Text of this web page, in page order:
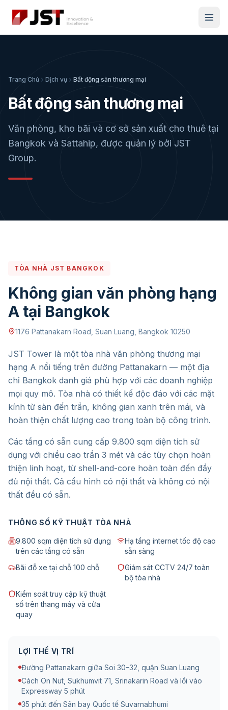
Trang Chủ Dịch vụ Bất động sản thương mại
Bất động sản thương mại
Văn phòng, kho bãi và cơ sở sản xuất cho thuê tại
Bangkok và Sattahip, được quản lý bởi JST
Group.
TÒA NHÀ JST BANGKOK
Không gian văn phòng hạng
A tại Bangkok
1176 Pattanakarn Road, Suan Luang, Bangkok 10250
JST Tower là một tòa nhà văn phòng thương mại
hạng A nổi tiếng trên đường Pattanakarn — một địa
chỉ Bangkok danh giá phù hợp với các doanh nghiệp
mọi quy mô. Tòa nhà có thiết kế độc đáo với các mặt
kính từ sàn đến trần, không gian xanh trên mái, và
hoàn thiện chất lượng cao trong toàn bộ công trình.
Các tầng có sẵn cung cấp 9.800 sqm diện tích sử
dụng với chiều cao trần 3 mét và các tùy chọn hoàn
thiện linh hoạt, từ shell-and-core hoàn toàn đến đầy
đủ nội thất. Cả cấu hình có nội thất và không có nội
thất đều có sẵn.
THÔNG SỐ KỸ THUẬT TÒA NHÀ
9.800 sqm diện tích sử dụng
trên các tầng có sẵn
Hạ tầng internet tốc độ cao
sẵn sàng
Bãi đỗ xe tại chỗ 100 chỗ
Giám sát CCTV 24/7 toàn
bộ tòa nhà
Kiểm soát truy cập kỹ thuật
số trên thang máy và cửa
quay
LỢI THẾ VỊ TRÍ
Đường Pattanakarn giữa Soi 30–32, quận Suan Luang
Cách On Nut, Sukhumvit 71, Srinakarin Road và lối vào
Expressway 5 phút
35 phút đến Sân bay Quốc tế Suvarnabhumi